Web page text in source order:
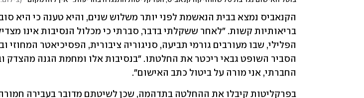
החברתי, אני מורה על ביטול כתב האישום".